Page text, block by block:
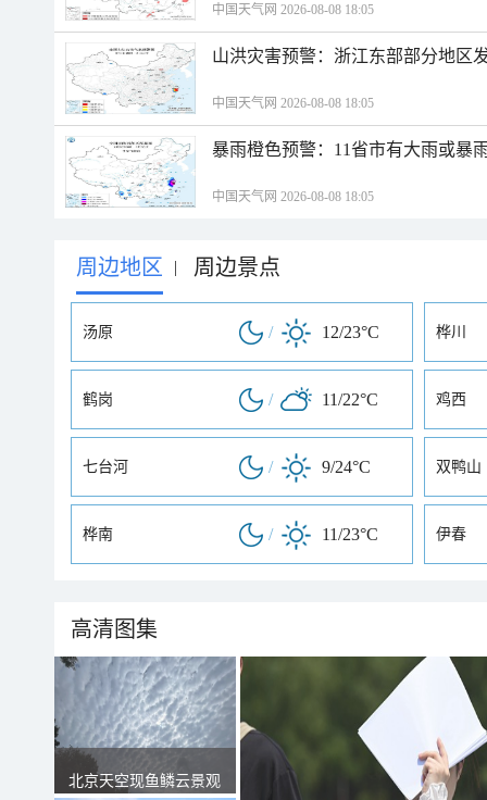
中国天气网 2026-08-08 18:05
山洪灾害预警：浙江东部部分地区
中国天气网 2026-08-08 18:05
暴雨橙色预警：11省市有大雨或暴
中国天气网 2026-08-08 18:05
周边地区 | 周边景点
汤原 / 12/23°C 桦川
鹤岗 / 11/22°C 鸡西
七台河 / 9/24°C 双鸭山
桦南 / 11/23°C 伊春
高清图集
北京天空现鱼鳞云景观